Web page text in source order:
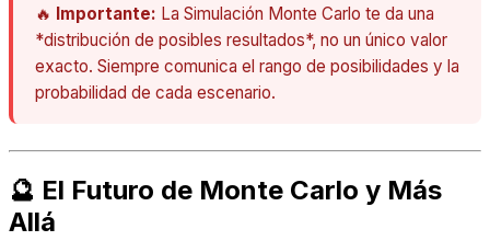
🔥 Importante: La Simulación Monte Carlo te da una
*distribución de posibles resultados*, no un único valor
exacto. Siempre comunica el rango de posibilidades y la
probabilidad de cada escenario.
🔮 El Futuro de Monte Carlo y Más
Allá